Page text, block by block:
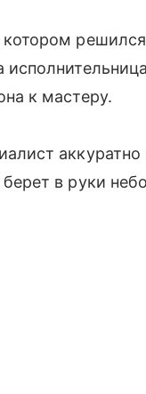
к мастеру.
в руки